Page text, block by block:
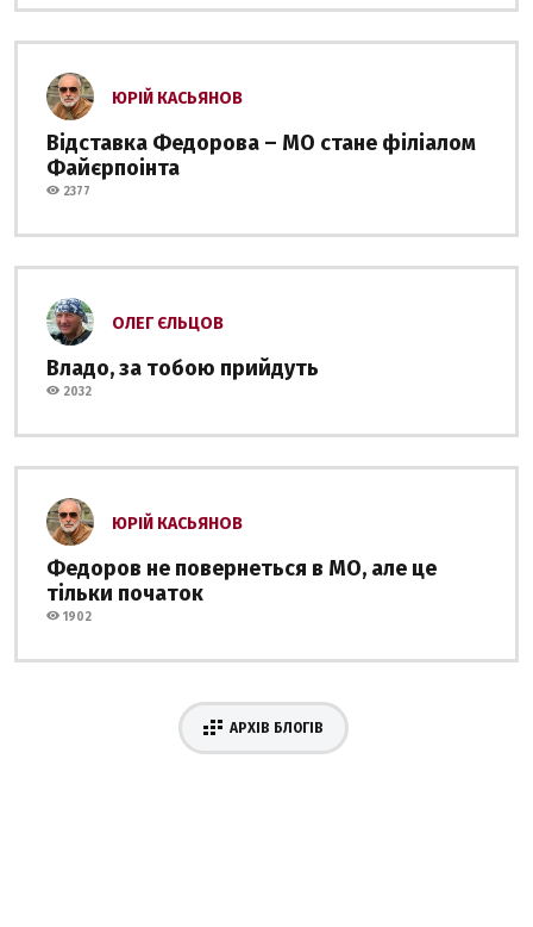
ЮРІЙ КАСЬЯНОВ
Відставка Федорова – МО стане філіалом
Файєрпоінта
2377
ОЛЕГ ЄЛЬЦОВ
Владо, за тобою прийдуть
2032
ЮРІЙ КАСЬЯНОВ
Федоров не повернеться в МО, але це
тільки початок
1902
АРХІВ БЛОГІВ